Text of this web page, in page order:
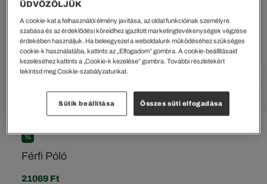
%
Férfi Póló
21069 Ft
ÜDVÖZÖLJÜK
A cookie-kat a felhasználói élmény javítása, az oldal funkcióinak személyre
szabása és az érdeklődési köreidhez igazított marketingtevékenységek végzése
érdekében használjuk. Ha beleegyezel a weboldalunk működéséhez szükséges
cookie-k használatába, kattints az „Elfogadom” gombra. A cookie-beállításaid
kezeléséhez kattints a „Cookie-k kezelése” gombra. További részletekért
tekintsd meg Cookie-szabályzatunkat.
Sütik beállítása Összes süti elfogadása